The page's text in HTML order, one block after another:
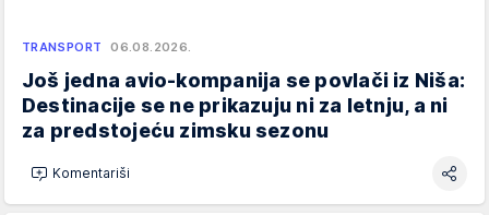
TRANSPORT 06.08.2026.
Još jedna avio-kompanija se povlači iz Niša:
Destinacije se ne prikazuju ni za letnju, a ni
za predstojeću zimsku sezonu
Komentariši